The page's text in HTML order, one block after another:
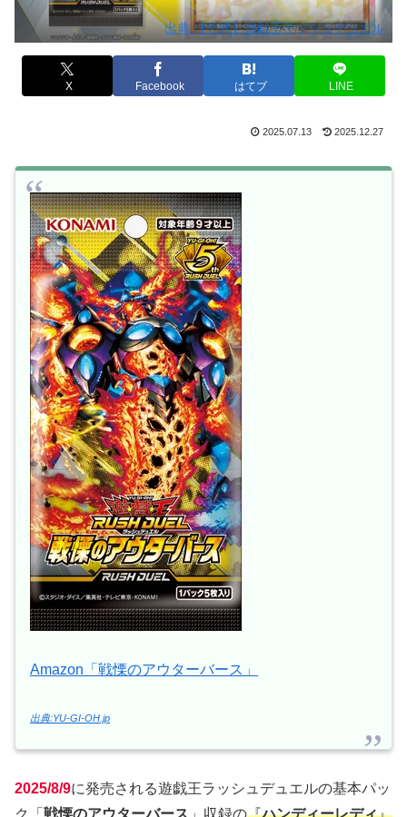
出典:【公式】遊戯王ラッシュデュエル
X Facebook はてブ LINE
2025.07.13 2025.12.27
Amazon「戦慄のアウターバース」
出典:YU-GI-OH.jp
2025/8/9に発売される遊戯王ラッシュデュエルの基本パッ
ク「 戦慄のアウターバース 」収録の『ハンディーレディ』